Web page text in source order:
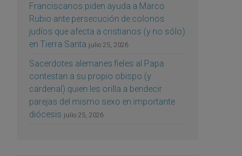
Franciscanos piden ayuda a Marco
Rubio ante persecución de colonos
judíos que afecta a cristianos (y no sólo)
en Tierra Santa julio 25, 2026
Sacerdotes alemanes fieles al Papa
contestan a su propio obispo (y
cardenal) quien les orilla a bendecir
parejas del mismo sexo en importante
diócesis julio 25, 2026